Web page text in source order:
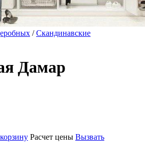
/Скандинавские
Дамар
Расчет цены Вызвать